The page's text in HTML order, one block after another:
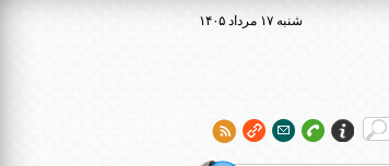
۱۴۰۵ شنبه ۱۷ مرداد